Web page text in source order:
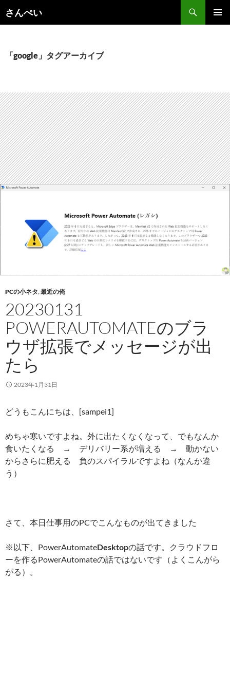
ン
キ
ッ
プ
さんぺい
「google」タグアーカイブ
PCの小ネタ,最近の俺
20230131
POWERAUTOMATEのブラ
ウザ拡張でメッセージが出
たら
2023年1月31日
どうもこんにちは、[sampei1]
めちゃ寒いですよね。外に出たくなくなって、でもなんか
食いたくなる → デリバリー系が増える → 動かない
からさらに肥える 負のスパイラルですよね（なんか違
う）
さて、本日仕事用のPCでこんなものが出てきました
※以下、PowerAutomateDesktopの話です。クラウドフロ
ーを作るPowerAutomateの話ではないです（よくこんがら
がる）。